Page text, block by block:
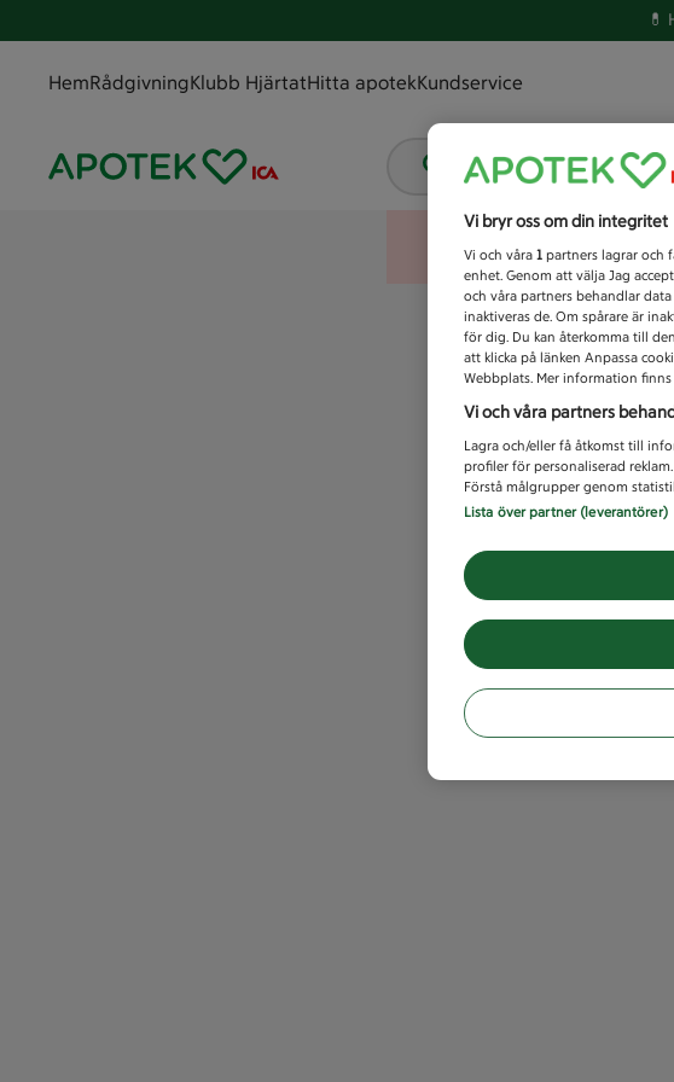
💊
HemRådgivningKlubb HjärtatHitta apotekKundservice
Vad letar du efter idag?
Vi bryr oss om din integritet
Vi och våra 1 partners lagrar och
enhet. Genom att välja Jag
och våra partners behandlar
inaktiveras de. Om spårare är
för dig. Du kan återkomma till
att klicka på länken Anpassa
Webbplats. Mer information
Vi och våra partners
Lagra och/eller få åtkomst till
profiler för personaliserad
Förstå målgrupper genom
Lista över partner (leverantörer)